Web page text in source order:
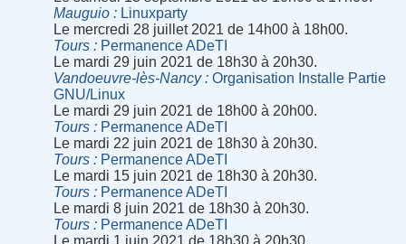
Mauguio
Linuxparty
Le mercredi 28 juillet 2021 de 14h00 à 18h00.
Tours
Permanence ADeTI
Le mardi 29 juin 2021 de 18h30 à 20h30.
Vandoeuvre-lès-Nancy
Organisation Installe Partie
GNU/Linux
Le mardi 29 juin 2021 de 18h00 à 20h00.
Tours
Permanence ADeTI
Le mardi 22 juin 2021 de 18h30 à 20h30.
Tours
Permanence ADeTI
Le mardi 15 juin 2021 de 18h30 à 20h30.
Tours
Permanence ADeTI
Le mardi 8 juin 2021 de 18h30 à 20h30.
Tours
Permanence ADeTI